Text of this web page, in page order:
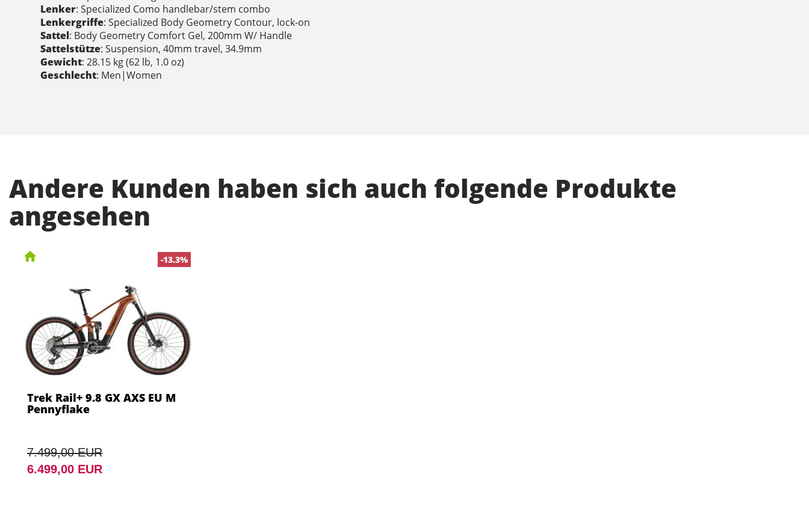
Lenker: Specialized Como handlebar/stem combo
Lenkergriffe: Specialized Body Geometry Contour, lock-on
Sattel: Body Geometry Comfort Gel, 200mm W/ Handle
Sattelstütze: Suspension, 40mm travel, 34.9mm
Gewicht: 28.15 kg (62 lb, 1.0 oz)
Geschlecht: Men|Women
Andere Kunden haben sich auch folgende Produkte
angesehen
-13.3%
Trek Rail+ 9.8 GX AXS EU M
Pennyflake
7.499,00 EUR
6.499,00 EUR